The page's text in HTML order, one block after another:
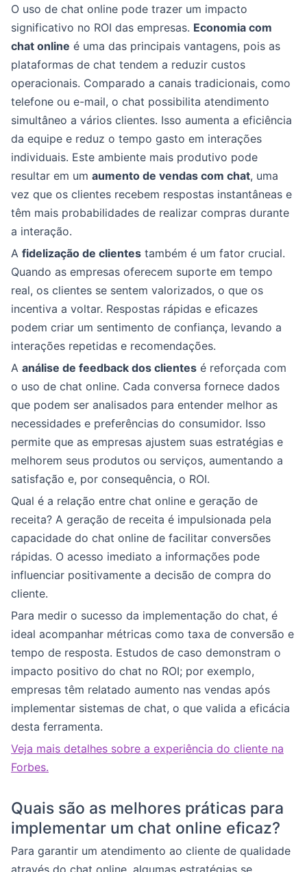
O uso de chat online pode trazer um impacto
significativo no ROI das empresas. Economia com
chat online é uma das principais vantagens, pois as
plataformas de chat tendem a reduzir custos
operacionais. Comparado a canais tradicionais, como
telefone ou e-mail, o chat possibilita atendimento
simultâneo a vários clientes. Isso aumenta a eficiência
da equipe e reduz o tempo gasto em interações
individuais. Este ambiente mais produtivo pode
resultar em um aumento de vendas com chat, uma
vez que os clientes recebem respostas instantâneas e
têm mais probabilidades de realizar compras durante
a interação.
A fidelização de clientes também é um fator crucial.
Quando as empresas oferecem suporte em tempo
real, os clientes se sentem valorizados, o que os
incentiva a voltar. Respostas rápidas e eficazes
podem criar um sentimento de confiança, levando a
interações repetidas e recomendações.
A análise de feedback dos clientes é reforçada com
o uso de chat online. Cada conversa fornece dados
que podem ser analisados para entender melhor as
necessidades e preferências do consumidor. Isso
permite que as empresas ajustem suas estratégias e
melhorem seus produtos ou serviços, aumentando a
satisfação e, por consequência, o ROI.
Qual é a relação entre chat online e geração de
receita? A geração de receita é impulsionada pela
capacidade do chat online de facilitar conversões
rápidas. O acesso imediato a informações pode
influenciar positivamente a decisão de compra do
cliente.
Para medir o sucesso da implementação do chat, é
ideal acompanhar métricas como taxa de conversão e
tempo de resposta. Estudos de caso demonstram o
impacto positivo do chat no ROI; por exemplo,
empresas têm relatado aumento nas vendas após
implementar sistemas de chat, o que valida a eficácia
desta ferramenta.
Veja mais detalhes sobre a experiência do cliente na
Forbes.
Quais são as melhores práticas para
implementar um chat online eficaz?
Para garantir um atendimento ao cliente de qualidade
através do chat online, algumas estratégias se